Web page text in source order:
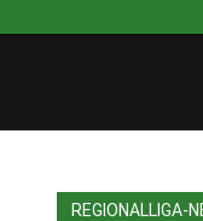
REGIONALLIGA-